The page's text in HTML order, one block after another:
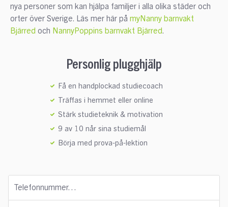
nya personer som kan hjälpa familjer i alla olika städer och
orter över Sverige. Läs mer här på myNanny barnvakt
Bjärred och NannyPoppins barnvakt Bjärred.
Personlig plugghjälp
Få en handplockad studiecoach
Träffas i hemmet eller online
Stärk studieteknik & motivation
9 av 10 når sina studiemål
Börja med prova-på-lektion
Telefonnummer…